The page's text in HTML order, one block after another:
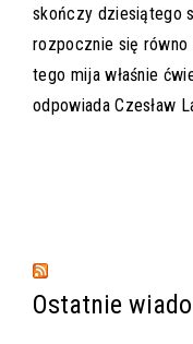
skończy dziesiątego
rozpocznie się
tego mija właśnie
odpowiada Czesław
Ostatnie